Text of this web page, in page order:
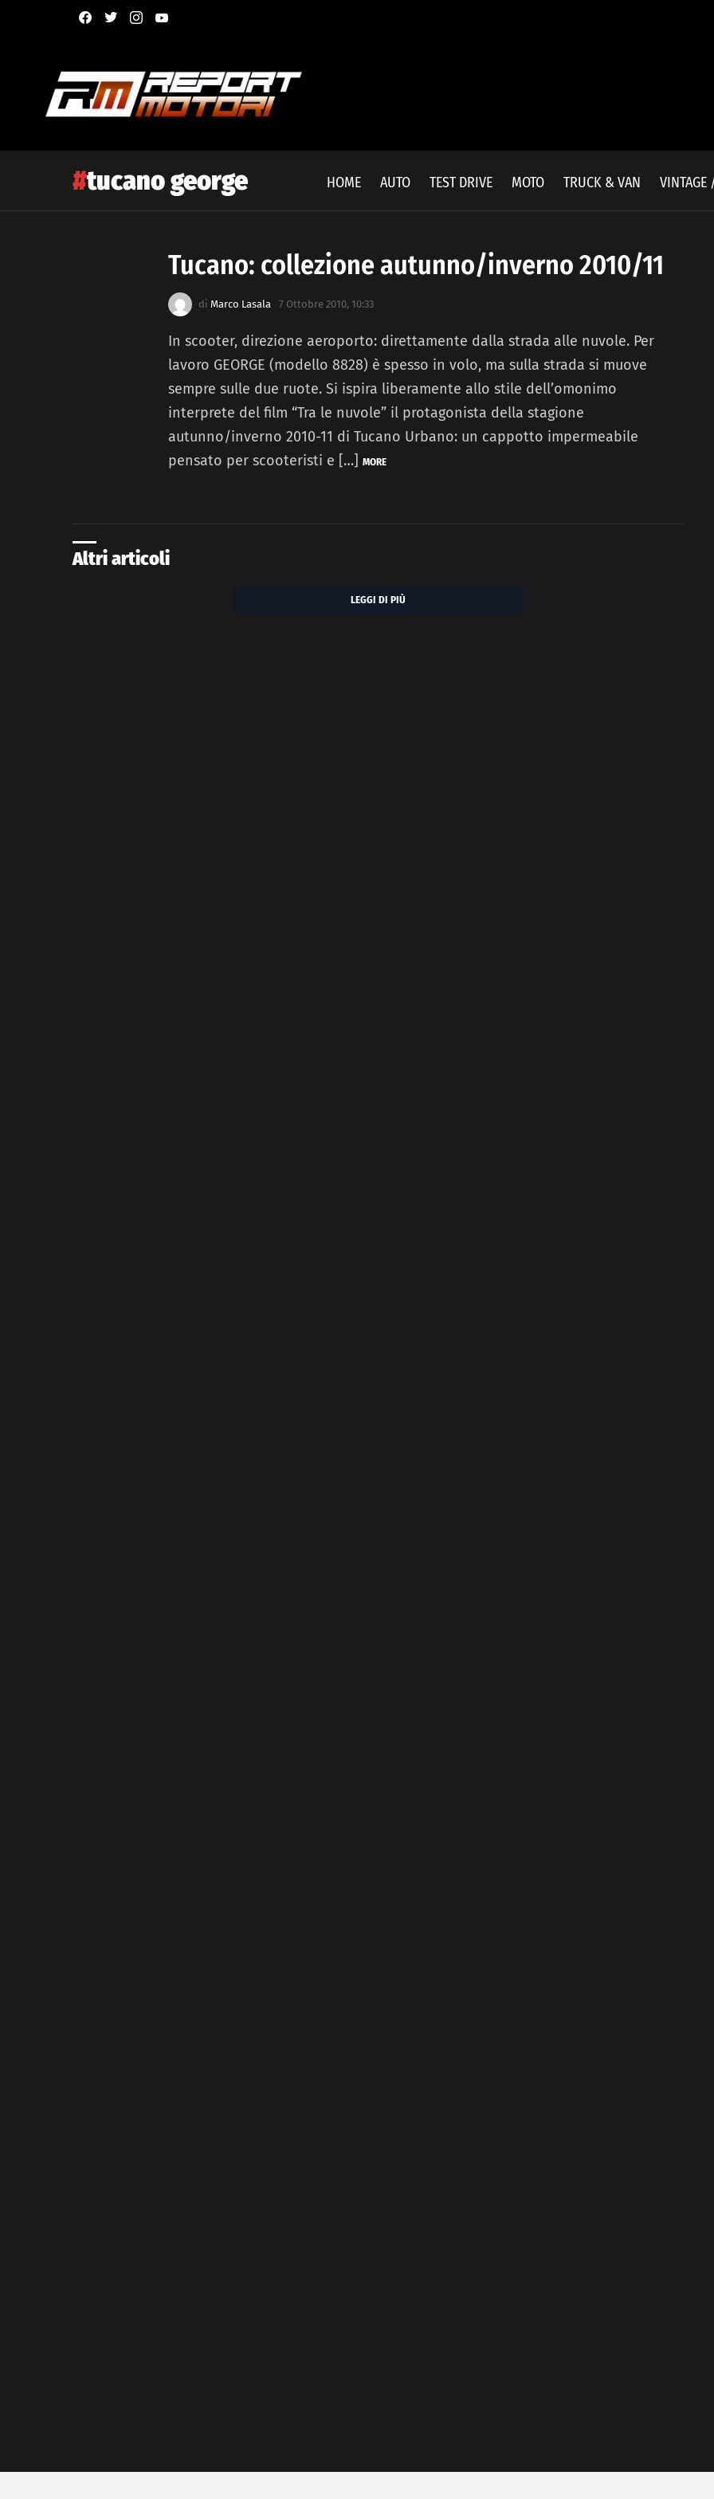
facebooktwitterinstagram
HOME AUTO TEST DRIVE MOTO TRUCK & VAN VINTAGE
tucano george
Tucano: collezione autunno/inverno 2010/11
di Marco Lasala 7 Ottobre 2010, 10:33
In scooter, direzione aeroporto: direttamente dalla strada alle nuvole. Per
lavoro GEORGE (modello 8828) è spesso in volo, ma sulla strada si muove
sempre sulle due ruote. Si ispira liberamente allo stile dell’omonimo
interprete del film “Tra le nuvole” il protagonista della stagione
autunno/inverno 2010-11 di Tucano Urbano: un cappotto impermeabile
pensato per scooteristi e […] MORE
Altri articoli
LEGGI DI PIÙ